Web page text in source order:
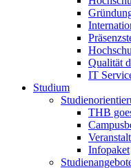
Qualität
IT
Studium
THB
Infopaket